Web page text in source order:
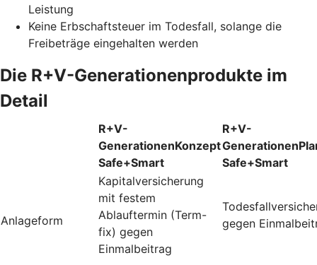
Leistung
Keine Erbschaftsteuer im Todesfall, solange die
Freibeträge eingehalten werden
Die R+V-Generationenprodukte im
Detail
R+V-
GenerationenKonzept
Safe+Smart
R+V-
Safe+Smart
Anlageform
Kapitalversicherung
mit festem
Ablauftermin (Term-
fix) gegen
Einmalbeitrag
gegen